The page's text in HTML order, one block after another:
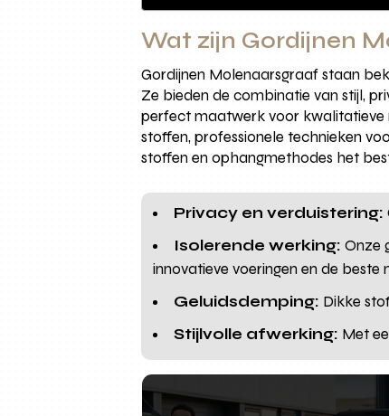
Wat zijn Gordijnen
Gordijnen Molenaarsgraaf staan
Ze bieden de combinatie van stijl,
perfect maatwerk voor kwalitatieve
stoffen, professionele technieken
stoffen en ophangmethodes het
Privacy en verduistering:
Isolerende werking: Onze
innovatieve voeringen en de beste
Geluidsdemping: Dikke
Stijlvolle afwerking: Met